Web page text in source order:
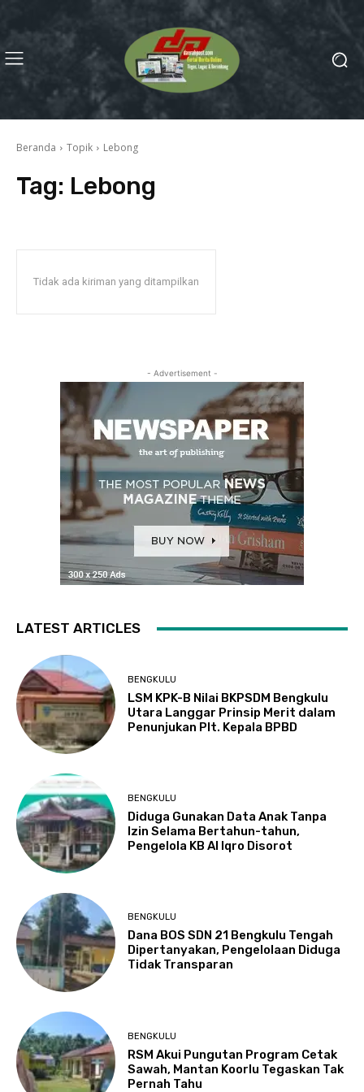
Beranda Topik Lebong
Tag: Lebong
Tidak ada kiriman yang ditampilkan
- Advertisement -
LATEST ARTICLES
BENGKULU
LSM KPK-B Nilai BKPSDM Bengkulu
Utara Langgar Prinsip Merit dalam
Penunjukan Plt. Kepala BPBD
BENGKULU
Diduga Gunakan Data Anak Tanpa
Izin Selama Bertahun-tahun,
Pengelola KB Al Iqro Disorot
BENGKULU
Dana BOS SDN 21 Bengkulu Tengah
Dipertanyakan, Pengelolaan Diduga
Tidak Transparan
BENGKULU
RSM Akui Pungutan Program Cetak
Sawah, Mantan Koorlu Tegaskan Tak
Pernah Tahu